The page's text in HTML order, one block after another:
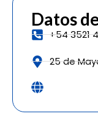
Datos
+54 3521
25 de